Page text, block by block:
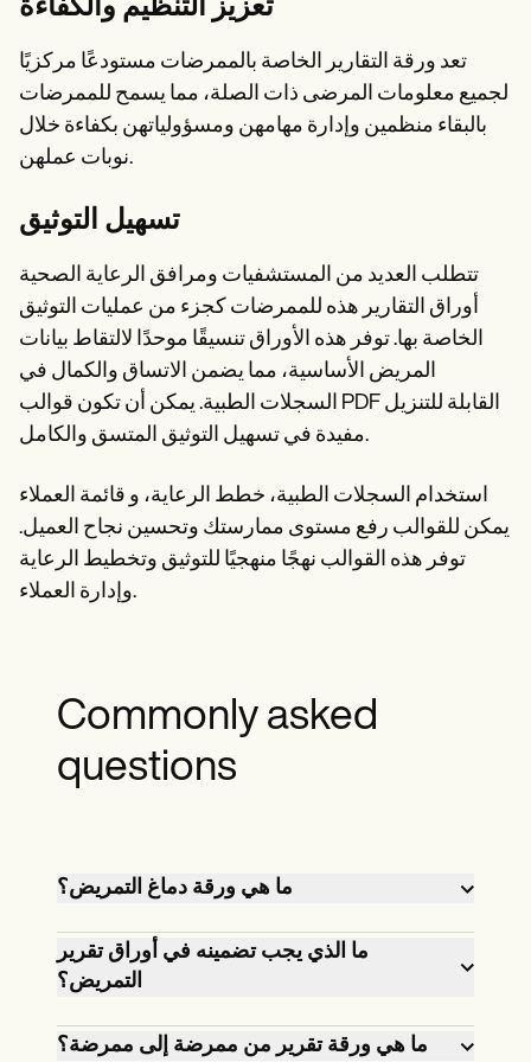
تعزيز التنظيم والكفاءة
تعد ورقة التقارير الخاصة بالممرضات مستودعًا مركزيًا
لجميع معلومات المرضى ذات الصلة، مما يسمح للممرضات
بالبقاء منظمين وإدارة مهامهن ومسؤولياتهن بكفاءة خلال
نوبات عملهن.
تسهيل التوثيق
تتطلب العديد من المستشفيات ومرافق الرعاية الصحية
أوراق التقارير هذه للممرضات كجزء من عمليات التوثيق
الخاصة بها. توفر هذه الأوراق تنسيقًا موحدًا لالتقاط بيانات
المريض الأساسية، مما يضمن الاتساق والكمال في
السجلات الطبية. يمكن أن تكون قوالب PDF القابلة للتنزيل
مفيدة في تسهيل التوثيق المتسق والكامل.
استخدام السجلات الطبية، خطط الرعاية، و قائمة العملاء
يمكن للقوالب رفع مستوى ممارستك وتحسين نجاح العميل.
توفر هذه القوالب نهجًا منهجيًا للتوثيق وتخطيط الرعاية
وإدارة العملاء.
Commonly asked
questions
ما هي ورقة دماغ التمريض؟
ورقة التمريض هي أداة تستخدمها الممرضات
لتنظيم مهام رعاية المرضى وتحديد أولوياتها
أثناء المناوبة. إنها وثيقة موجزة ومنظمة تحدد
الحالة الحالية للمريض والأدوية والعلاجات وأي
تغييرات أو مخاوف. تساعد ورقة الدماغ
ما الذي يجب تضمينه في أوراق تقرير
التمريض؟
يجب أن يتضمن تقرير التمريض جميع
المعلومات ذات الصلة حول الحالة الحالية
ما هي ورقة تقرير من ممرضة إلى ممرضة؟